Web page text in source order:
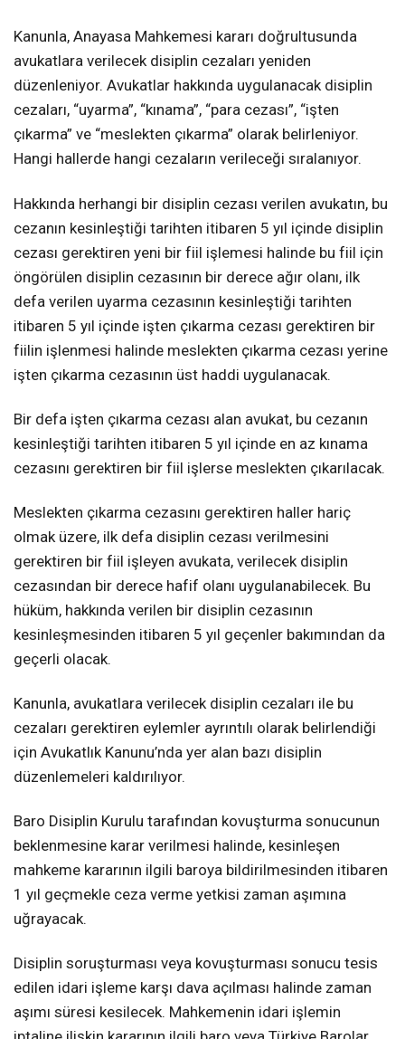
Kanunla, Anayasa Mahkemesi kararı doğrultusunda
avukatlara verilecek disiplin cezaları yeniden
düzenleniyor. Avukatlar hakkında uygulanacak disiplin
cezaları, “uyarma”, “kınama”, “para cezası”, “işten
çıkarma” ve “meslekten çıkarma” olarak belirleniyor.
Hangi hallerde hangi cezaların verileceği sıralanıyor.
Hakkında herhangi bir disiplin cezası verilen avukatın, bu
cezanın kesinleştiği tarihten itibaren 5 yıl içinde disiplin
cezası gerektiren yeni bir fiil işlemesi halinde bu fiil için
öngörülen disiplin cezasının bir derece ağır olanı, ilk
defa verilen uyarma cezasının kesinleştiği tarihten
itibaren 5 yıl içinde işten çıkarma cezası gerektiren bir
fiilin işlenmesi halinde meslekten çıkarma cezası yerine
işten çıkarma cezasının üst haddi uygulanacak.
Bir defa işten çıkarma cezası alan avukat, bu cezanın
kesinleştiği tarihten itibaren 5 yıl içinde en az kınama
cezasını gerektiren bir fiil işlerse meslekten çıkarılacak.
Meslekten çıkarma cezasını gerektiren haller hariç
olmak üzere, ilk defa disiplin cezası verilmesini
gerektiren bir fiil işleyen avukata, verilecek disiplin
cezasından bir derece hafif olanı uygulanabilecek. Bu
hüküm, hakkında verilen bir disiplin cezasının
kesinleşmesinden itibaren 5 yıl geçenler bakımından da
geçerli olacak.
Kanunla, avukatlara verilecek disiplin cezaları ile bu
cezaları gerektiren eylemler ayrıntılı olarak belirlendiği
için Avukatlık Kanunu’nda yer alan bazı disiplin
düzenlemeleri kaldırılıyor.
Baro Disiplin Kurulu tarafından kovuşturma sonucunun
beklenmesine karar verilmesi halinde, kesinleşen
mahkeme kararının ilgili baroya bildirilmesinden itibaren
1 yıl geçmekle ceza verme yetkisi zaman aşımına
uğrayacak.
Disiplin soruşturması veya kovuşturması sonucu tesis
edilen idari işleme karşı dava açılması halinde zaman
aşımı süresi kesilecek. Mahkemenin idari işlemin